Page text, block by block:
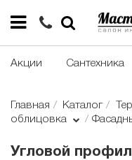
Акции Сантехника
Главная Каталог
облицовка
Угловой